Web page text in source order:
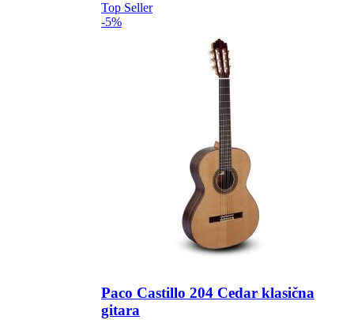
Top Seller
-5%
Paco Castillo 204 Cedar klasična
gitara